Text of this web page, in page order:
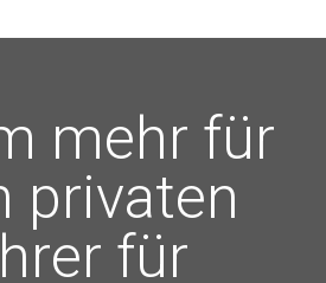
mehr für
privaten
für